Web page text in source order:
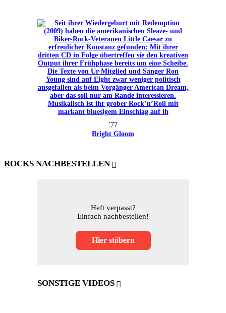
'77
Bright Gloom
ROCKS NACHBESTELLEN
Heft verpasst?
Einfach nachbestellen!
Hier stöbern
SONSTIGE VIDEOS